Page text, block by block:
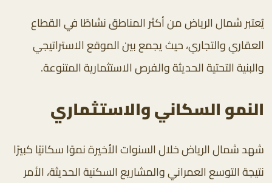
يُعتبر شمال الرياض من أكثر المناطق نشاطًا في القطاع
العقاري والتجاري، حيث يجمع بين الموقع الاستراتيجي
والبنية التحتية الحديثة والفرص الاستثمارية المتنوعة.
النمو السكاني والاستثماري
شهد شمال الرياض خلال السنوات الأخيرة نموًا سكانيًا كبيرًا
نتيجة التوسع العمراني والمشاريع السكنية الحديثة، الأمر